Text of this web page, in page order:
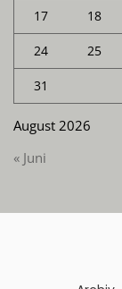
August 2026
17 18
24 25
31
« Juni